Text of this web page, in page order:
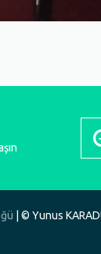
| © Yunus